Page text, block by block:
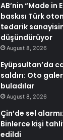
AB’nin “Made in
baskısı Türk
tedarik
düşündürüyor
August 8, 2026
Eyüpsultan’da
saldırı: Oto
buladılar
August 8, 2026
Çin’de sel alarmı:
Binlerce kişi
edildi